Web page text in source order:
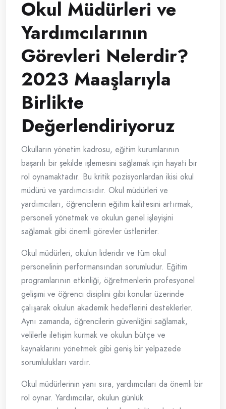
Okul Müdürleri ve
Yardımcılarının
Görevleri Nelerdir?
2023 Maaşlarıyla
Birlikte
Değerlendiriyoruz
Okulların yönetim kadrosu, eğitim kurumlarının
başarılı bir şekilde işlemesini sağlamak için hayati bir
rol oynamaktadır. Bu kritik pozisyonlardan ikisi okul
müdürü ve yardımcısıdır. Okul müdürleri ve
yardımcıları, öğrencilerin eğitim kalitesini artırmak,
personeli yönetmek ve okulun genel işleyişini
sağlamak gibi önemli görevler üstlenirler.
Okul müdürleri, okulun lideridir ve tüm okul
personelinin performansından sorumludur. Eğitim
programlarının etkinliği, öğretmenlerin profesyonel
gelişimi ve öğrenci disiplini gibi konular üzerinde
çalışarak okulun akademik hedeflerini desteklerler.
Aynı zamanda, öğrencilerin güvenliğini sağlamak,
velilerle iletişim kurmak ve okulun bütçe ve
kaynaklarını yönetmek gibi geniş bir yelpazede
sorumlulukları vardır.
Okul müdürlerinin yanı sıra, yardımcıları da önemli bir
rol oynar. Yardımcılar, okulun günlük